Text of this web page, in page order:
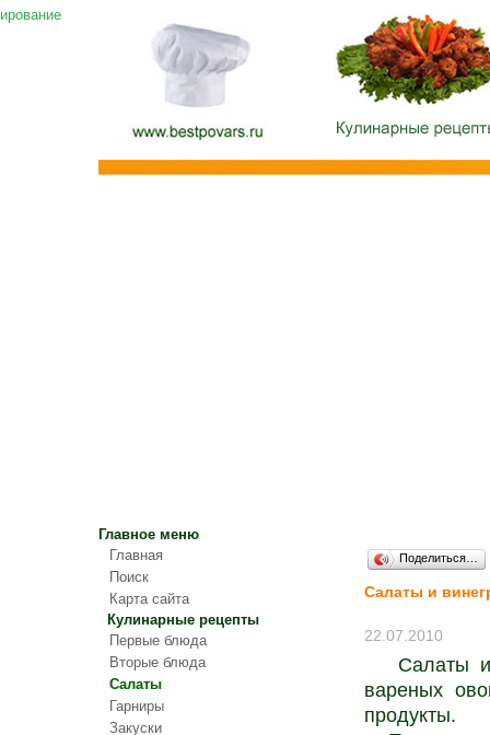
Главное меню
Главная
Поиск
Карта сайта
Кулинарные рецепты
Первые блюда
Вторые блюда
Салаты
Гарниры
Закуски
Поделиться…
Салаты и
22.07.2010
Салаты и
вареных
продукты.